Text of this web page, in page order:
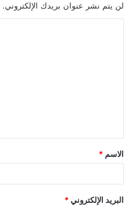
لن يتم نشر عنوان بريدك الإلكتروني.
ق
*
الاسم *
البريد الإلكتروني *